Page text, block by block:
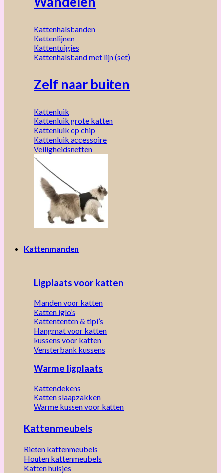
Kattenhalsbanden
Kattenlijnen
Kattentuigjes
Kattenhalsband met lijn (set)
Zelf naar buiten
Kattenluik
Kattenluik grote katten
Kattenluik op chip
Kattenluik accessoire
Veiligheidsnetten
Kattenmanden
Ligplaats voor katten
Manden voor katten
Katten iglo’s
Kattententen & tipi’s
Hangmat voor katten
kussens voor katten
Vensterbank kussens
Warme ligplaats
Kattendekens
Katten slaapzakken
Warme kussen voor katten
Kattenmeubels
Rieten kattenmeubels
Houten kattenmeubels
Katten huisjes